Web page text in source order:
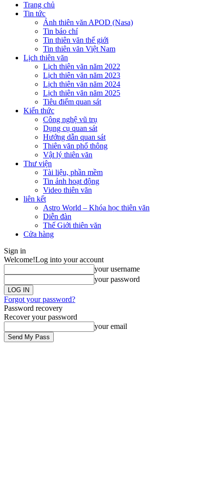
Trang chủ
Tin tức
Ảnh thiên văn APOD (Nasa)
Tin báo chí
Tin thiên văn thế giới
Tin thiên văn Việt Nam
Lịch thiên văn
Lịch thiên văn năm 2022
Lịch thiên văn năm 2023
Lịch thiên văn năm 2024
Lịch thiên văn năm 2025
Tiêu điểm quan sát
Kiến thức
Công nghệ vũ trụ
Dụng cụ quan sát
Hướng dẫn quan sát
Thiên văn phổ thông
Vật lý thiên văn
Thư viện
Tài liệu, phần mềm
Tin ảnh hoạt động
Video thiên văn
liên kết
Astro World – Khóa học thiên văn
Diễn đàn
Thế Giới thiên văn
Cửa hàng
Sign in
Welcome!Log into your account
your username
your password
Forgot your password?
Password recovery
Recover your password
your email